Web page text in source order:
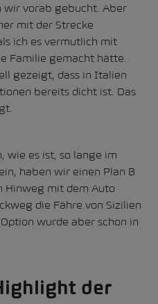
wir vorab gebucht. Aber
mit der Strecke
ich es vermutlich mit
Familie gemacht hätte.
gezeigt, dass in Italien
bereits dicht ist. Das
wie es ist, so lange im
haben wir einen Plan B
Hinweg mit dem Auto
die Fähre von Sizilien
wurde aber schon in
der